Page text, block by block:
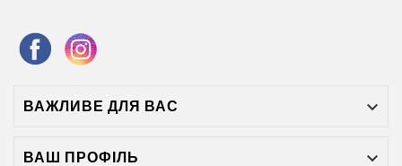
ВАЖЛИВЕ ДЛЯ ВАС 
ВАШ ПРОФІЛЬ 